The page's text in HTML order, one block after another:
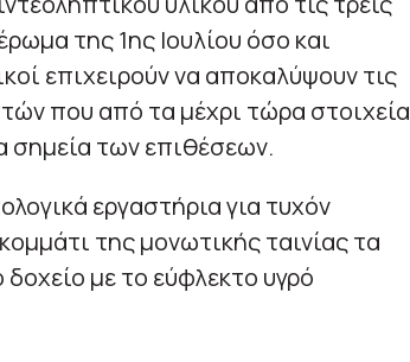
της 1ης Ιουλίου όσο και
επιχειρούν να αποκαλύψουν τις
που από τα μέχρι τώρα στοιχεία
σημεία των επιθέσεων.
εργαστήρια για τυχόν
της μονωτικής ταινίας τα
με το εύφλεκτο υγρό